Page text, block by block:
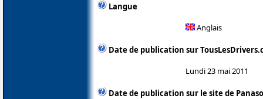
Langue
Anglais
Date de publication sur
Lundi 23 mai 2011
Date de publication sur le site de